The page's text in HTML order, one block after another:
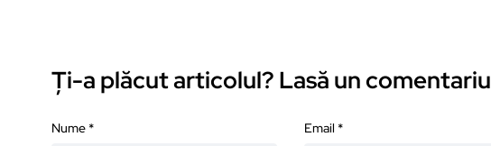
Ți-a plăcut articolul? Lasă un comentariu
Nume * Email *